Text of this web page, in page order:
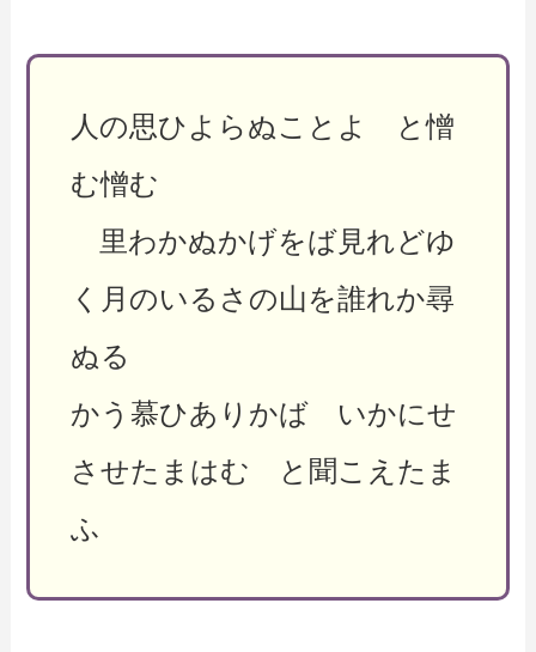
人の思ひよらぬことよ と憎
む憎む
里わかぬかげをば見れどゆ
く月のいるさの山を誰れか尋
ぬる
かう慕ひありかば いかにせ
させたまはむ と聞こえたま
ふ